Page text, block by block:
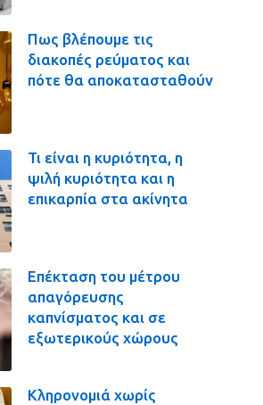
Πως βλέπουμε τις
διακοπές ρεύματος και
πότε θα αποκατασταθούν
Τι είναι η κυριότητα, η
ψιλή κυριότητα και η
επικαρπία στα ακίνητα
Επέκταση του μέτρου
απαγόρευσης
καπνίσματος και σε
εξωτερικούς χώρους
Κληρονομιά χωρίς